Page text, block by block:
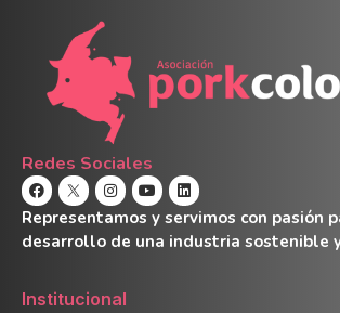
Redes Sociales
Representamos y servimos con pasión
desarrollo de una industria sostenible
Institucional